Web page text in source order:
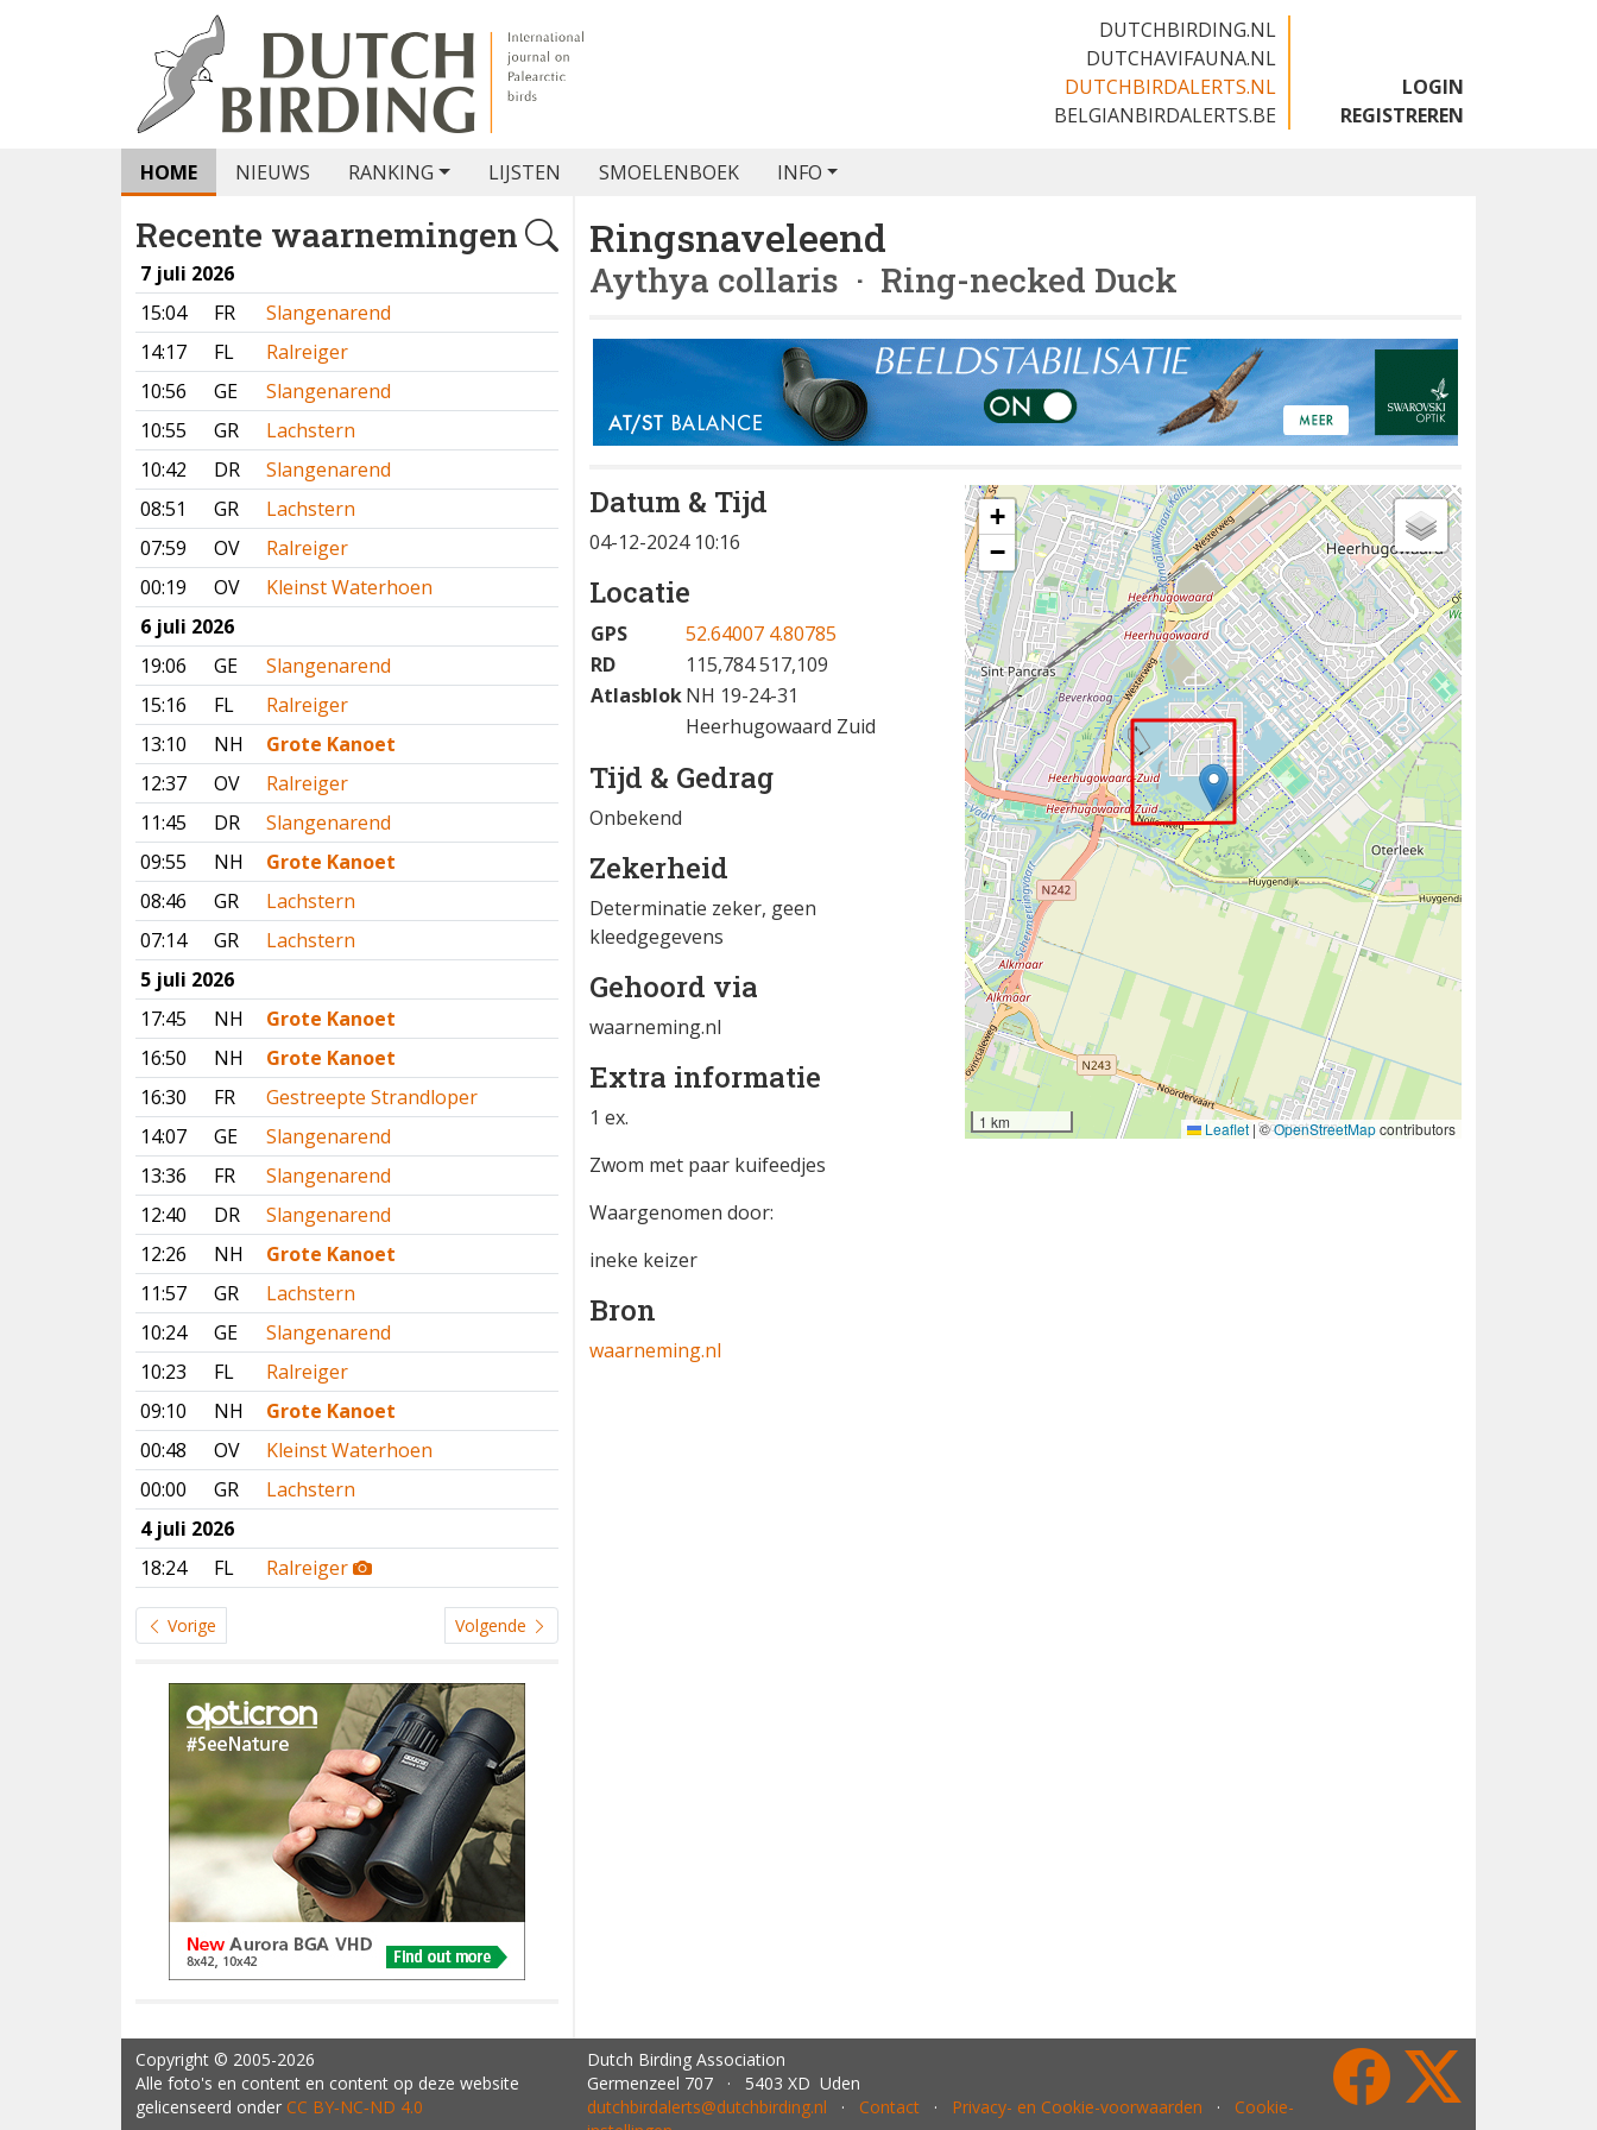
DUTCHBIRDING.NL
DUTCHAVIFAUNA.NL
DUTCHBIRDALERTS.NL
BELGIANBIRDALERTS.BE
LOGIN
REGISTREREN
HOME NIEUWS RANKING LIJSTEN SMOELENBOEK INFO
Recente waarnemingen
7 juli 2026
15:04
FR
Slangenarend
14:17
FL
Ralreiger
10:56
GE
Slangenarend
10:55
GR
Lachstern
10:42
DR
Slangenarend
08:51
GR
Lachstern
07:59
OV
Ralreiger
00:19
OV
Kleinst Waterhoen
6 juli 2026
19:06
GE
Slangenarend
15:16
FL
Ralreiger
13:10
NH
Grote Kanoet
12:37
OV
Ralreiger
11:45
DR
Slangenarend
09:55
NH
Grote Kanoet
08:46
GR
Lachstern
07:14
GR
Lachstern
5 juli 2026
17:45
NH
Grote Kanoet
16:50
NH
Grote Kanoet
16:30
FR
Gestreepte Strandloper
14:07
GE
Slangenarend
13:36
FR
Slangenarend
12:40
DR
Slangenarend
12:26
NH
Grote Kanoet
11:57
GR
Lachstern
10:24
GE
Slangenarend
10:23
FL
Ralreiger
09:10
NH
Grote Kanoet
00:48
OV
Kleinst Waterhoen
00:00
GR
Lachstern
4 juli 2026
18:24
FL Ralreiger
Vorige Volgende
Ringsnaveleend
Aythya collaris · Ring-necked Duck
Datum & Tijd
04-12-2024 10:16
Locatie
GPS
52.64007 4.80785
RD
115,784 517,109
AtlasblokNH 19-24-31
Heerhugowaard Zuid
Tijd & Gedrag
Onbekend
Zekerheid
Determinatie zeker, geen
kleedgegevens
Gehoord via
waarneming.nl
Extra informatie
1 ex.
Zwom met paar kuifeedjes
Waargenomen door:
ineke keizer
Bron
waarneming.nl
+
−
1 km Leaflet |©OpenStreetMapcontributors
Copyright © 2005-2026
Alle foto's en content en content op deze website
gelicenseerd onder CC BY‑NC‑ND 4.0
Dutch Birding Association
Germenzeel 707 · 5403 XD Uden
dutchbirdalerts@dutchbirding.nl · Contact · Privacy- en Cookie-voorwaarden · Cookie-